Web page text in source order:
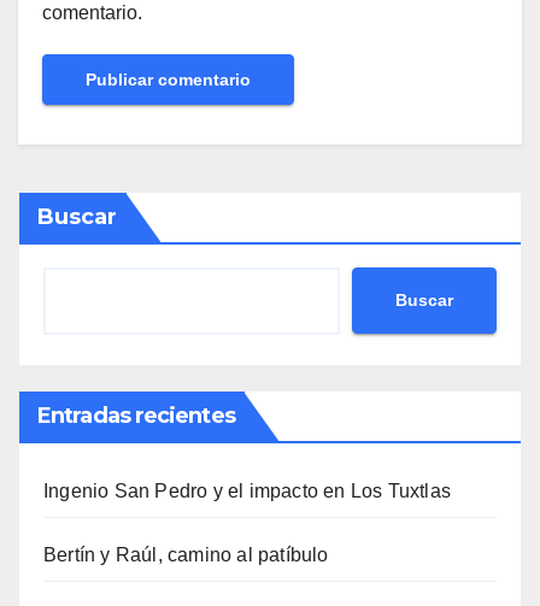
comentario.
Buscar
Buscar
Entradas recientes
Ingenio San Pedro y el impacto en Los Tuxtlas
Bertín y Raúl, camino al patíbulo